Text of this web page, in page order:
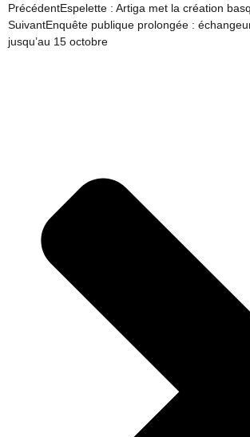
PrécédentEspelette : Artiga met la création
SuivantEnquête publique prolongée :
jusqu’au 15 octobre